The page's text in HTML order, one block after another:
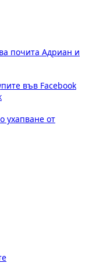
почита Адриан и
във Facebook
ухапване от